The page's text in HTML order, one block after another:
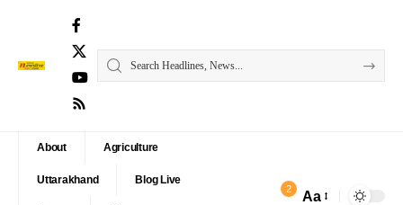
About Agriculture
Uttarakhand Blog Live
2 Aa